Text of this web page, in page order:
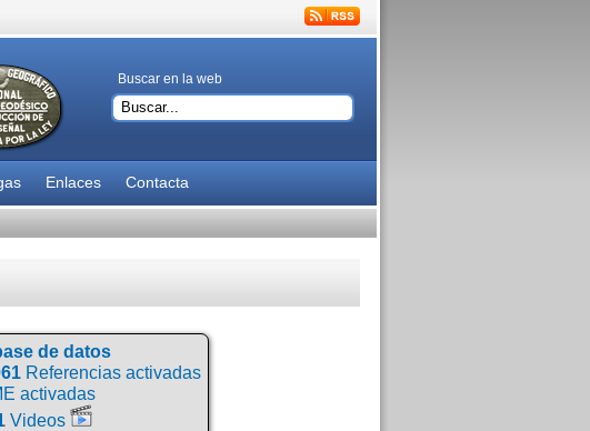
Buscar en la web
Enlaces Contacta
de datos
Referencias activadas
activadas
Videos